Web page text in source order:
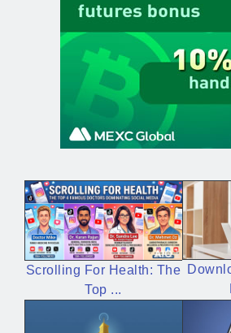
Scrolling For Health: The
Top ...